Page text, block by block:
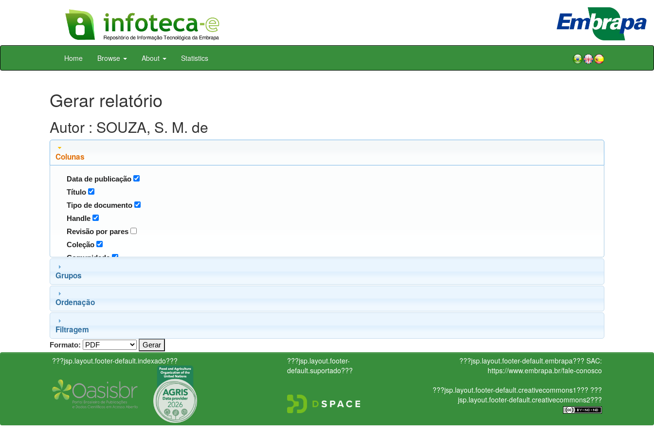
Skip
Home Browse About Statistics
Gerar relatório
Autor : SOUZA, S. M. de
Colunas
Data de publicação
Título
Tipo de documento
Handle
Revisão por pares
Coleção
Comunidade
Grupos
Ordenação
Filtragem
Formato:
???jsp.layout.footer-default.indexado???
???jsp.layout.footer-
default.suportado???
???jsp.layout.footer-default.embrapa??? SAC:
https://www.embrapa.br/fale-conosco
???jsp.layout.footer-default.creativecommons1??? ???
jsp.layout.footer-default.creativecommons2???